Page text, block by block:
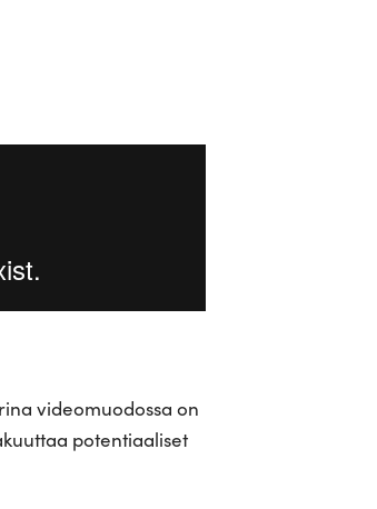
video­muo­dossa on
poten­ti­aa­liset